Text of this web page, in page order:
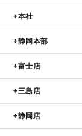
本社
静岡本部
富士店
三島店
静岡店